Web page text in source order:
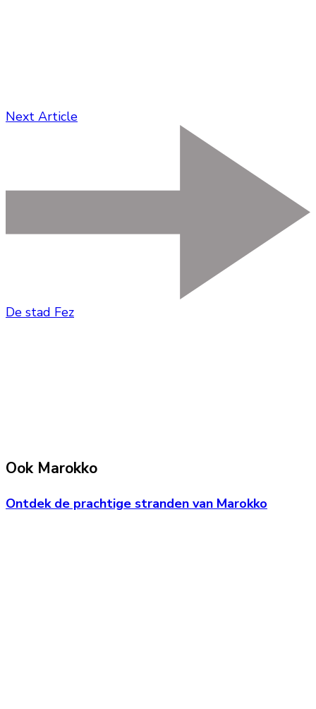
Next Article
De stad Fez
Ook Marokko
Ontdek de prachtige stranden van Marokko